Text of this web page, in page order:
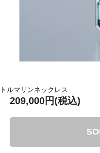
トルマリンネックレス
209,000円(税込)